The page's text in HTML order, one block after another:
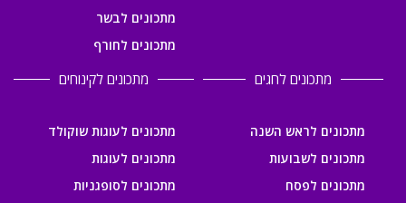
מתכונים לבשר
מתכונים לחורף
מתכונים לחגים
מתכונים לראש השנה
מתכונים לשבועות
מתכונים לפסח
מתכונים לקינוחים
מתכונים לעוגות שוקולד
מתכונים לעוגות
מתכונים לסופגניות